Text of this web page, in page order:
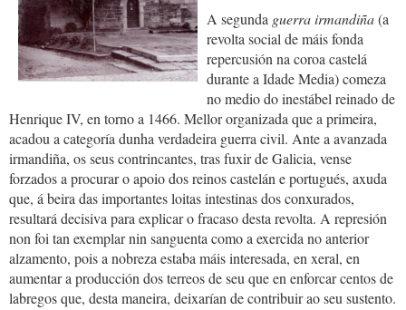
A segunda guerra irmandiña(a
revolta social de máis fonda
repercusión na coroa castelá
durante a Idade Media) comeza
no medio do inestábel reinado de
Henrique IV, en torno a 1466. Mellor organizada que a primeira,
acadou a categoría dunha verdadeira guerra civil. Ante a avanzada
irmandiña, os seus contrincantes, tras fuxir de Galicia, vense
forzados a procurar o apoio dos reinos castelán e portugués, axuda
que, á beira das importantes loitas intestinas dos conxurados,
resultará decisiva para explicar o fracaso desta revolta. A represión
non foi tan exemplar nin sanguenta como a exercida no anterior
alzamento, pois a nobreza estaba máis interesada, en xeral, en
aumentar a producción dos terreos de seu que en enforcar centos de
labregos que, desta maneira, deixarían de contribuir ao seu sustento.